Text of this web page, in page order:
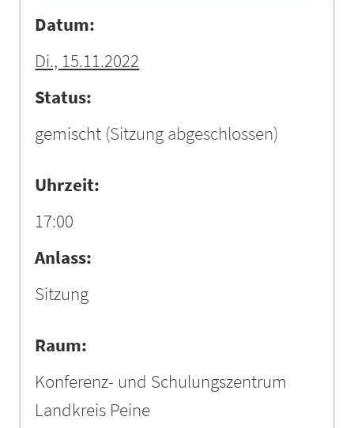
Datum:
Di., 15.11.2022
Status:
gemischt (Sitzung abgeschlossen)
Uhrzeit:
17:00
Anlass:
Sitzung
Raum:
Konferenz- und Schulungszentrum
Landkreis Peine